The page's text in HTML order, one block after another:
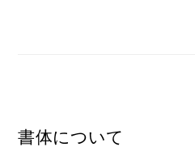
書体について